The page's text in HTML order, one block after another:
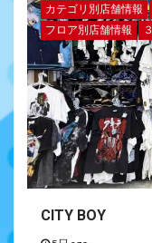
カテゴリ別店舗情報
フロア別店舗情報
CITY BOY